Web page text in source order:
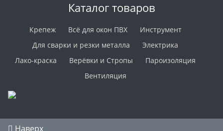
Каталог товаров
Крепеж Всё для окон ПВХ
Инструмент
Для сварки и резки металла
Электрика
Лако-краска
Верёвки и Стропы
Пароизоляция
Вентиляция
Наверх